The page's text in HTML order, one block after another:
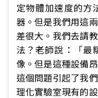
定物體加速度的方
器。但是我們用這
差很大。我們去請
法？老師說：「最
像。但是這種設備
這個問題引起了我
理化實驗室現有的